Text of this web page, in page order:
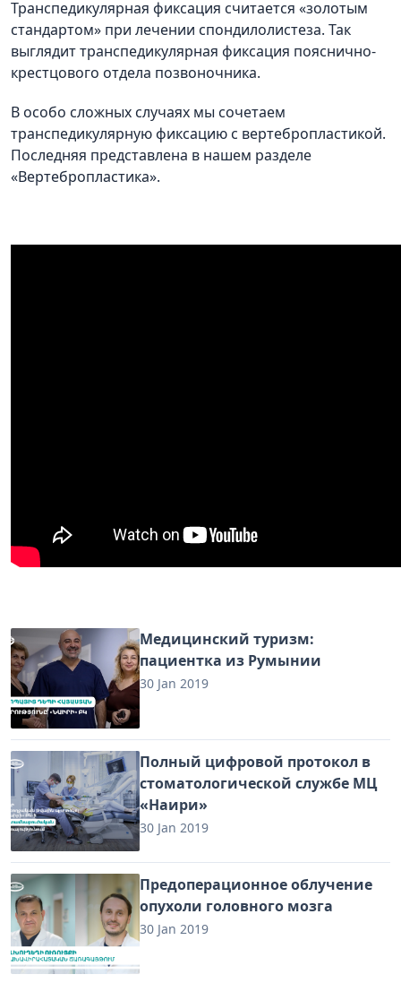
Транспедикулярная фиксация считается «золотым
стандартом» при лечении спондилолистеза. Так
выглядит транспедикулярная фиксация пояснично-
крестцового отдела позвоночника.
В особо сложных случаях мы сочетаем
транспедикулярную фиксацию с вертебропластикой.
Последняя представлена в нашем разделе
«Вертебропластика».
Медицинский туризм:
пациентка из Румынии
30 Jan 2019
Полный цифровой протокол в
стоматологической службе МЦ
«Наири»
30 Jan 2019
Предоперационное облучение
опухоли головного мозга
30 Jan 2019